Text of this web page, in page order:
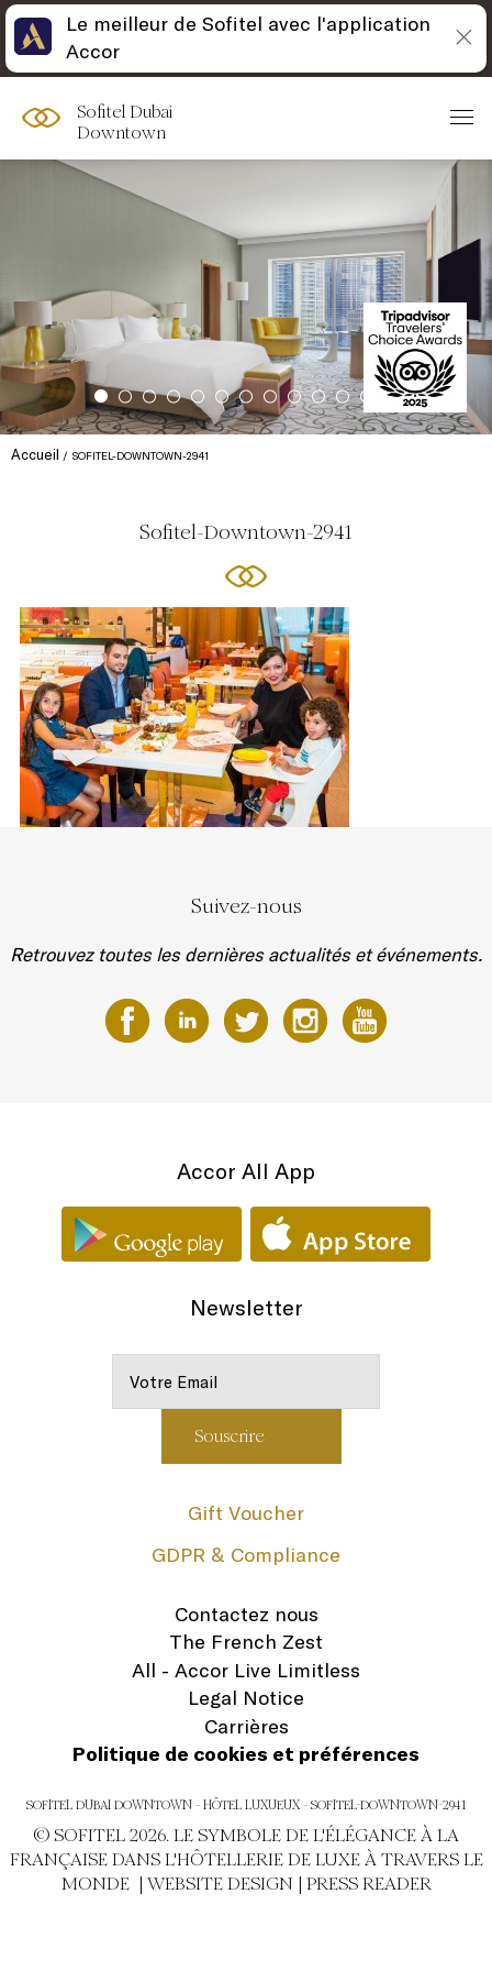
Sofitel Dubai
Downtown
Accueil SOFITEL-DOWNTOWN-2941
Sofitel-Downtown-2941
Suivez-nous
Retrouvez toutes les dernières actualités et événements.
Accor All App
Newsletter
Gift Voucher
GDPR & Compliance
Contactez nous
The French Zest
All - Accor Live Limitless
Legal Notice
Carrières
Politique de cookies et préférences
SOFITEL DUBAI DOWNTOWN - HÔTEL LUXUEUX - SOFITEL-DOWNTOWN-2941
© SOFITEL 2026. LE SYMBOLE DE L'ÉLÉGANCE À LA
FRANÇAISE DANS L'HÔTELLERIE DE LUXE À TRAVERS LE
MONDE | WEBSITE DESIGN | PRESS READER
Le meilleur de Sofitel avec l'application
Accor